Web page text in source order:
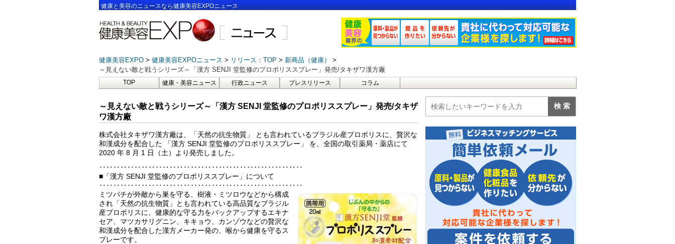
健康と美容のニュースなら健康美容EXPOニュース
健康美容EXPO 健康美容EXPOニュース リリース：TOP
新商品（健康）
～見えない敵と戦うシリーズ～「漢方 SENJI 堂監修のプロポリススプレー」発売/タキザワ漢方廠
TOP 健康・美容ニュース 行政ニュース プレスリリース コラム
～見えない敵と戦うシリーズ～「漢方 SENJI 堂監修のプロポリススプレー」発売/タキザ
ワ漢方廠
株式会社タキザワ漢方廠は、「天然の抗生物質」 とも言われているブラジル産プロポリスに、贅沢な
和漢成分を配合した 「漢方 SENJI 堂監修のプロポリススプレー」 を、全国の取引薬局・薬店にて
2020 年 8 月 1 日（土）より発売しました。
‥‥‥‥‥‥‥‥‥‥‥‥‥‥‥‥‥‥‥‥‥‥‥‥‥‥‥‥‥
■「漢方 SENJI 堂監修のプロポリススプレー」について
‥‥‥‥‥‥‥‥‥‥‥‥‥‥‥‥‥‥‥‥‥‥‥‥‥‥‥‥‥
ミツバチが外敵から巣を守る、樹液・ミツロウなどから構成
され「天然の抗生物質」とも言われている高品質なブラジル
産プロポリスに、健康的な守る力をバックアップするエキナ
セア、マツカサリグニン、キキョウ、カンゾウなどの贅沢な
和漢成分を配合した漢方メーカー発の、喉から健康を守るス
プレーです。